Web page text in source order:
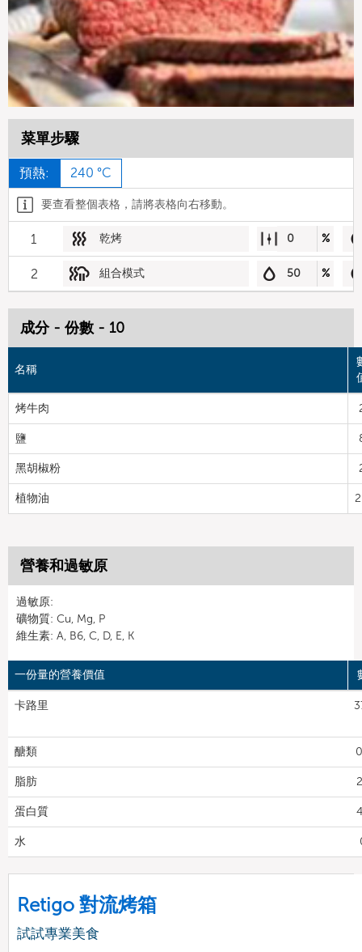
菜單步驟
預熱: 240 °C
要查看整個表格，請將表格向右移動。
1 乾烤 0 %
2 組合模式 50 %
成分 - 份數 - 10
名稱
烤牛肉
鹽
黑胡椒粉
植物油
營養和過敏原
過敏原:
礦物質: Cu, Mg, P
維生素: A, B6, C, D, E, K
一份量的營養價值
卡路里
醣類
脂肪
蛋白質
水
Retigo 對流烤箱
試試專業美食